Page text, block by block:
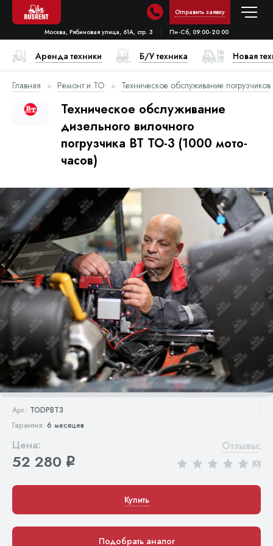
Отправить заявку
Москва, Рябиновая улица, 61А, стр. 3 Пн-Сб, 09:00-20:00
Аренда техники Б/У техника Новая
Главная Ремонт и ТО Техническое обслуживание погрузчиков
Техническое обслуживание
дизельного вилочного
погрузчика BT ТО-3 (1000 мото-
часов)
Арт.: TODPBT3
Гарантия: 6 месяцев
Цена:
52 280 q
Отзывы:
(0)
Купить
Подобрать аналог